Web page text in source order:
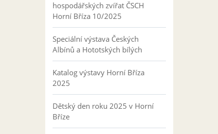
hospodářských zvířat ČSCH
Horní Bříza 10/2025
Speciální výstava Českých
Albínů a Hototských bílých
Katalog výstavy Horní Bříza
2025
Dětský den roku 2025 v Horní
Bříze